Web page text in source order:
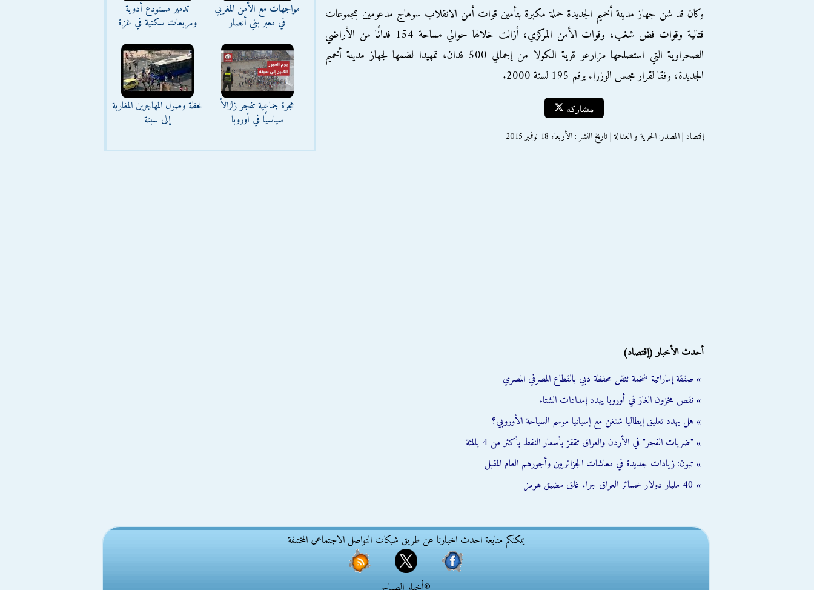
وكان قد شن جهاز مدينة أخميم الجديدة حملة مكبرة بتأمين قوات أمن الانقلاب سوهاج مدعومين بمجموعات
قتالية وقوات فض شغب، وقوات الأمن المركزي، أزالت خلالها حوالي مساحة 154 فدانًا من الأراضي
الصحراوية التي استصلحها مزارعو قرية الكولا من إجمالي 500 فدان، تمهيدا لضمها لجهاز مدينة أخميم
الجديدة، وفقا لقرار مجلس الوزراء برقم 195 لسنة 2000.
مشاركة
إقتصاد | المصدر: الحرية و العدالة | تاريخ النشر : الأربعاء 18 نوفمبر 2015
أحدث الأخبار (إقتصاد)
» صفقة إماراتية ضخمة تثقل محفظة دبي بالقطاع المصرفي المصري
» نقص مخزون الغاز في أوروبا يهدد إمدادات الشتاء
» هل يهدد تعليق إيطاليا شنغن مع إسبانيا موسم السياحة الأوروبي؟
» "ضربات الفجر" في الأردن والعراق تقفز بأسعار النفط بأكثر من 4 بالمئة
» تبون: زيادات جديدة في معاشات الجزائريين وأجورهم العام المقبل
» 40 مليار دولار خسائر العراق جراء غلق مضيق هرمز
مواجهات مع الأمن المغربي
في معبر بني أنصار
تدمير مستودع أدوية
ومربعات سكنية في غزة
هجرة جماعية تفجر زلزالاً
سياسيًا في أوروبا
لحظة وصول المهاجرين المغاربة
إلى سبتة
يمكنكم متابعة احدث اخبارنا عن طريق شبكات التواصل الاجتماعى المختلفة